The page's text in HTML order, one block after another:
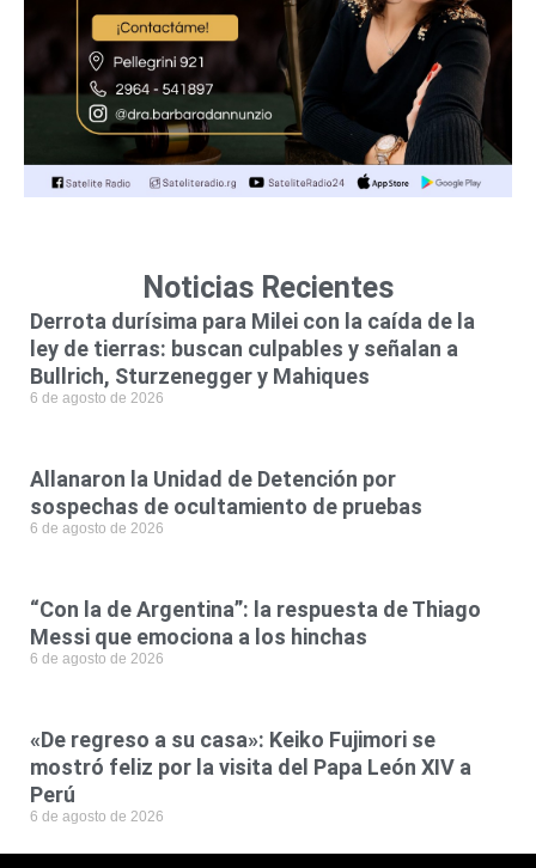
Noticias Recientes
Derrota durísima para Milei con la caída de la
ley de tierras: buscan culpables y señalan a
Bullrich, Sturzenegger y Mahiques
6 de agosto de 2026
Allanaron la Unidad de Detención por
sospechas de ocultamiento de pruebas
6 de agosto de 2026
“Con la de Argentina”: la respuesta de Thiago
Messi que emociona a los hinchas
6 de agosto de 2026
«De regreso a su casa»: Keiko Fujimori se
mostró feliz por la visita del Papa León XIV a
Perú
6 de agosto de 2026